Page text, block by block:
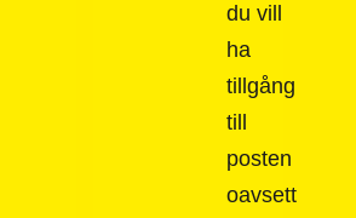
du vill
ha
tillgång
till
posten
oavsett